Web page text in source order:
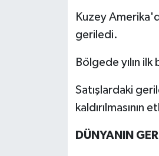
Kuzey
geriledi.
Bölgede yılın
Satışlardaki
DÜNYANIN